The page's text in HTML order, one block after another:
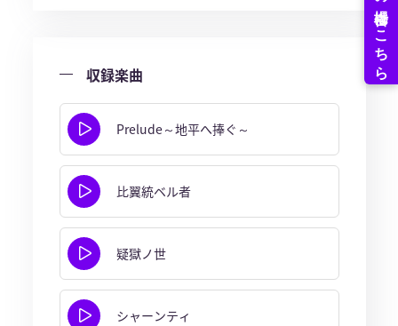
収録楽曲
Prelude～地平へ捧ぐ～
比翼統ベル者
疑獄ノ世
シャーンティ